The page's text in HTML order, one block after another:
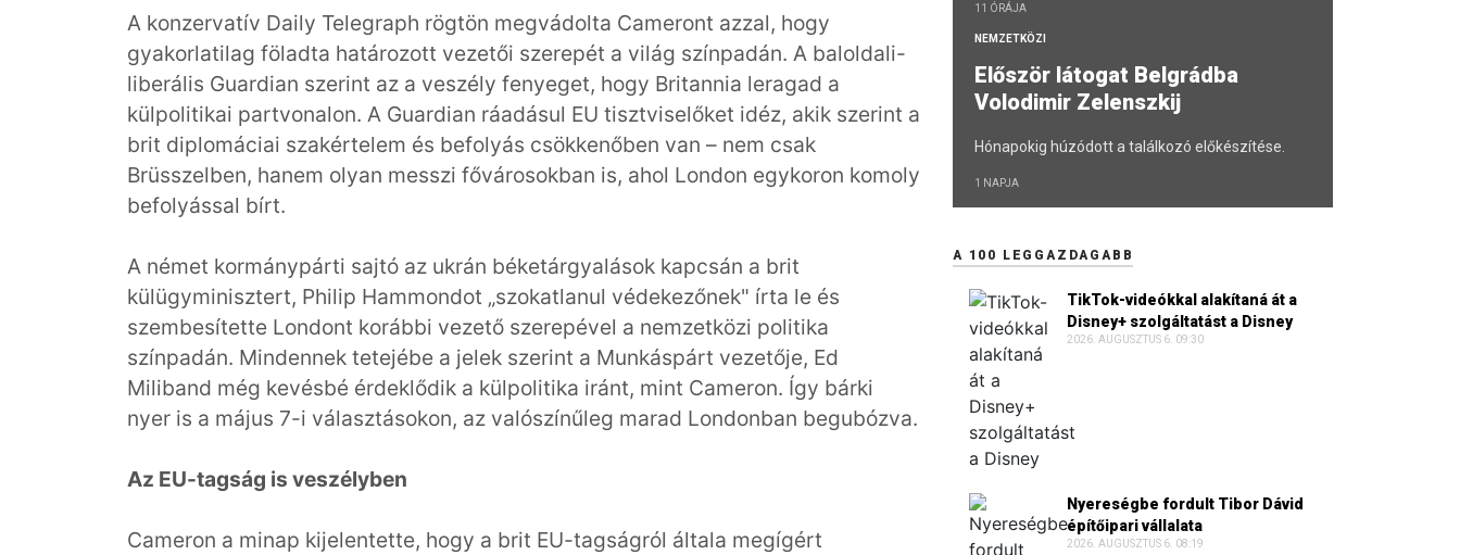
A konzervatív Daily Telegraph rögtön megvádolta Cameront azzal, hogy
gyakorlatilag föladta határozott vezetői szerepét a világ színpadán. A baloldali-
liberális Guardian szerint az a veszély fenyeget, hogy Britannia leragad a
külpolitikai partvonalon. A Guardian ráadásul EU tisztviselőket idéz, akik szerint a
brit diplomáciai szakértelem és befolyás csökkenőben van – nem csak
Brüsszelben, hanem olyan messzi fővárosokban is, ahol London egykoron komoly
befolyással bírt.
A német kormánypárti sajtó az ukrán béketárgyalások kapcsán a brit
külügyminisztert, Philip Hammondot „szokatlanul védekezőnek" írta le és
szembesítette Londont korábbi vezető szerepével a nemzetközi politika
színpadán. Mindennek tetejébe a jelek szerint a Munkáspárt vezetője, Ed
Miliband még kevésbé érdeklődik a külpolitika iránt, mint Cameron. Így bárki
nyer is a május 7-i választásokon, az valószínűleg marad Londonban begubózva.
Az EU-tagság is veszélyben
Cameron a minap kijelentette, hogy a brit EU-tagságról általa megígért
11 ÓRÁJA
NEMZETKÖZI
Először látogat Belgrádba
Volodimir Zelenszkij
Hónapokig húzódott a találkozó előkészítése.
1 NAPJA
A 100 LEGGAZDAGABB
TikTok-videókkal alakítaná át a
Disney+ szolgáltatást a Disney
2026. AUGUSZTUS 6. 09:30
Nyereségbe fordult Tibor Dávid
építőipari vállalata
2026. AUGUSZTUS 6. 08:19